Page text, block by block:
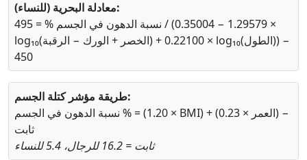
معادلة البحرية (للنساء):
نسبة الدهون في الجسم % = 495 / (1.29579 − 0.35004 ×
log₁₀(الخصر + الورك − الرقبة) + 0.22100 × log₁₀(الطول)) −
450
طريقة مؤشر كتلة الجسم:
نسبة الدهون في الجسم % = (1.20 × BMI) + (0.23 × العمر) −
ثابت
ثابت = 16.2 للرجال، 5.4 للنساء